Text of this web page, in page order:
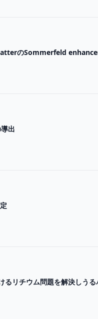
のSommerfeld
出
リチウム問題を解決しうる